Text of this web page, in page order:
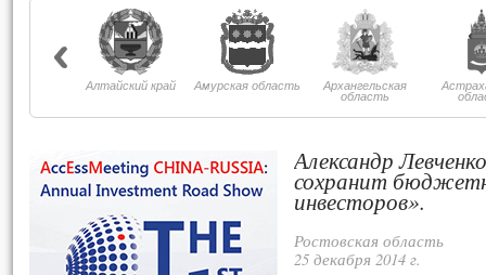
Алтайский край Амурская область
Архангельская
область
Александр
сохранит
инвесторов».
Ростовская область
25 декабря 2014 г.